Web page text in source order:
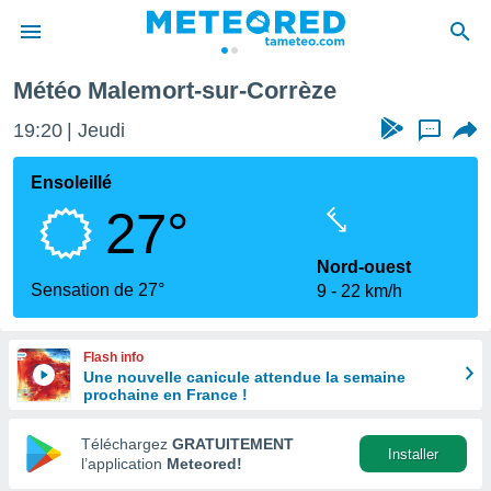
de
en
Météo Malemort-sur-Corrèze
19:20 Jeudi ...
Ensoleillé
27°
Sensation de 27°
Nord-ouest
9
22 km/h
Flash info
Une nouvelle canicule attendue la semaine
prochaine en France !
Téléchargez GRATUITEMENT
l’application Meteored!
Installer